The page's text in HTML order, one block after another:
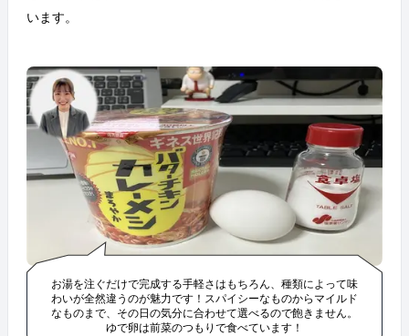
います。
お湯を注ぐだけで完成する手軽さはもちろん、種類によって味
わいが全然違うのが魅力です！スパイシーなものからマイルド
なものまで、その日の気分に合わせて選べるので飽きません。
ゆで卵は前菜のつもりで食べています！